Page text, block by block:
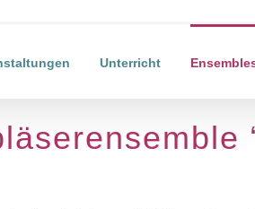
Unterricht